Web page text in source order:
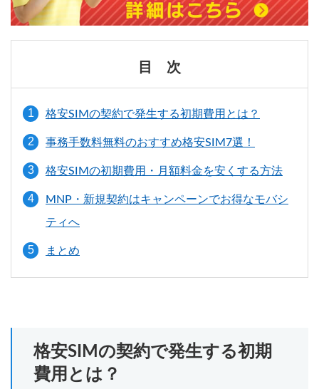
目 次
格安SIMの契約で発生する初期費用とは？
事務手数料無料のおすすめ格安SIM7選！
格安SIMの初期費用・月額料金を安くする方法
MNP・新規契約はキャンペーンでお得なモバシ
ティへ
まとめ
格安SIMの契約で発生する初期
費用とは？